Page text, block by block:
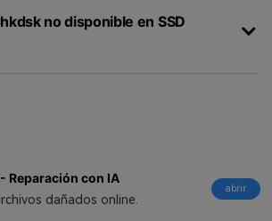
Reparación con IA
dañados online.
abrir
no disponible en SSD